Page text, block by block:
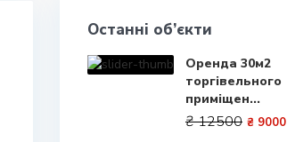
Останні об’єкти
Оренда 30м2
торгівельного
приміщен...
₴ 12500 ₴ 9000